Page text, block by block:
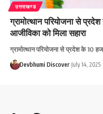
उत्तराखण्ड
ग्रामोत्थान परियोजना से
आजीविका को मिला सहारा
ग्रामोत्थान परियोजना से प्रदेश के 10
Devbhumi Discover July 14, 2025